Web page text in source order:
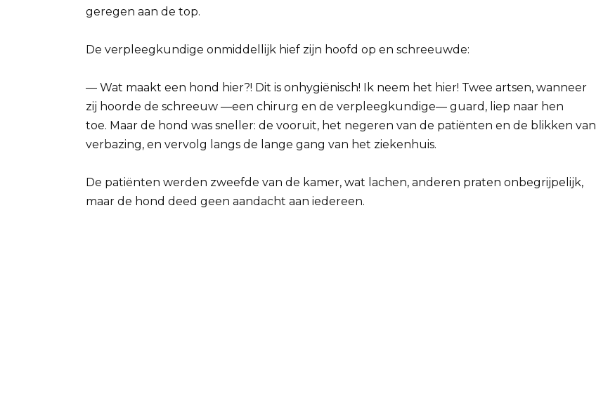
geregen aan de top.
De verpleegkundige onmiddellijk hief zijn hoofd op en schreeuwde:
— Wat maakt een hond hier?! Dit is onhygiënisch! Ik neem het hier! Twee artsen, wanneer
zij hoorde de schreeuw —een chirurg en de verpleegkundige— guard, liep naar hen
toe. Maar de hond was sneller: de vooruit, het negeren van de patiënten en de blikken van
verbazing, en vervolg langs de lange gang van het ziekenhuis.
De patiënten werden zweefde van de kamer, wat lachen, anderen praten onbegrijpelijk,
maar de hond deed geen aandacht aan iedereen.